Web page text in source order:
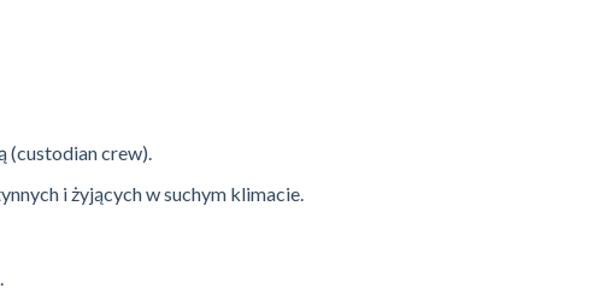
(custodian crew).
i żyjących w suchym klimacie.